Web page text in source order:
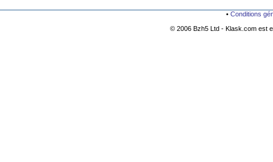
• Conditions
© 2006 Bzh5 Ltd - Klask.com est